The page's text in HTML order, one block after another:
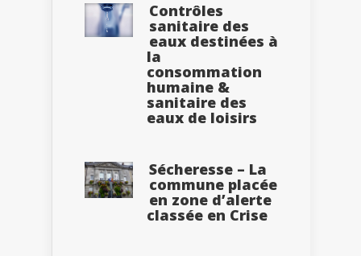
Contrôles
sanitaire des
eaux destinées à
la
consommation
humaine &
sanitaire des
eaux de loisirs
Sécheresse – La
commune placée
en zone d’alerte
classée en Crise